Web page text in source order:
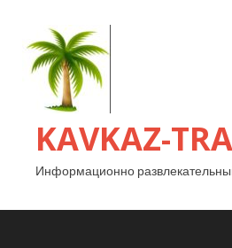
KAVKAZ-
Информационно